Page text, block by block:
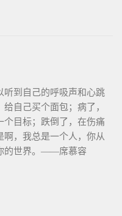
听到自己的呼吸声和心跳
自己买个面包；病了，
个目标；跌倒了，在伤痛
啊，我总是一个人，你从
的世界。——席慕容